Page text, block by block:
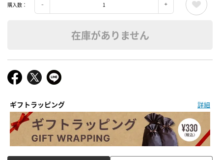
購入数：
在庫がありません
ギフトラッピング 詳細